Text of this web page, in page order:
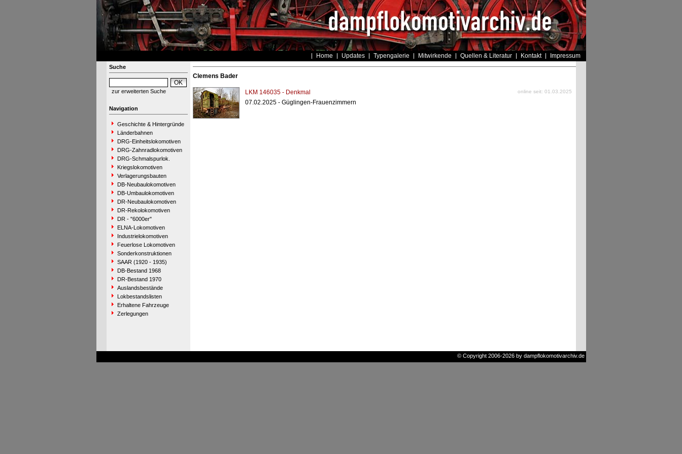
Home Updates Typengalerie Mitwirkende Quellen & Literatur Kontakt Impressum
Suche
zur erweiterten Suche
Navigation
Geschichte & Hintergründe
Länderbahnen
DRG-Einheitslokomotiven
DRG-Zahnradlokomotiven
DRG-Schmalspurlok.
Kriegslokomotiven
Verlagerungsbauten
DB-Neubaulokomotiven
DB-Umbaulokomotiven
DR-Neubaulokomotiven
DR-Rekolokomotiven
DR - "6000er"
ELNA-Lokomotiven
Industrielokomotiven
Feuerlose Lokomotiven
Sonderkonstruktionen
SAAR (1920 - 1935)
DB-Bestand 1968
DR-Bestand 1970
Auslandsbestände
Lokbestandslisten
Erhaltene Fahrzeuge
Zerlegungen
Clemens Bader
LKM 146035 - Denkmal online seit: 01.03.2025
07.02.2025 - Güglingen-Frauenzimmern
© Copyright 2006-2026 by dampflokomotivarchiv.de